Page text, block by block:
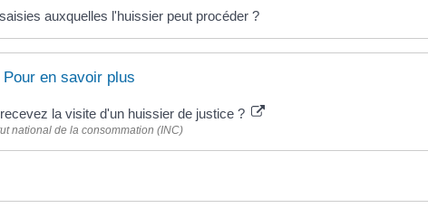
auxquelles l'huissier peut procéder ?
Pour en savoir plus
la visite d'un huissier de justice ?
national de la consommation (INC)